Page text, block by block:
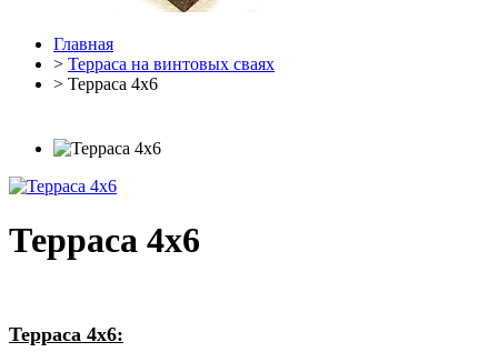
Главная
> Терраса на винтовых сваях
> Терраса 4х6
Терраса 4х6
Терраса 4х6: